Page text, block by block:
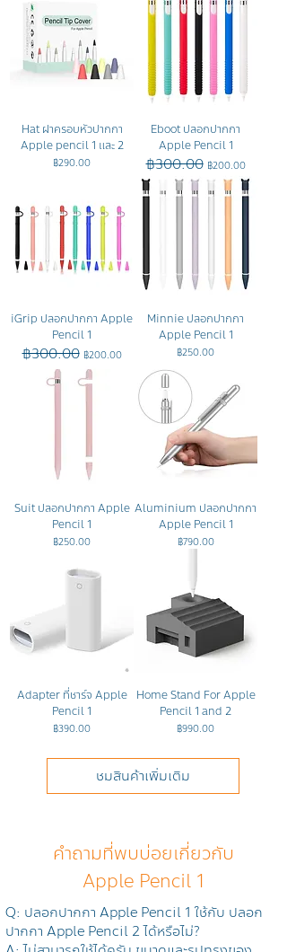
Hat ฝาครอบหัวปากกา
Apple pencil 1 และ 2
ราคา
฿290.00
Eboot ปลอกปากกา
Apple Pencil 1
ราคาปกติ
฿300.00 ราคาขายลด
฿200.00
iGrip ปลอกปากกา Apple
Pencil 1
ราคาปกติ
฿300.00 ราคาขายลด
฿200.00
Minnie ปลอกปากกา
Apple Pencil 1
ราคา
฿250.00
Suit ปลอกปากกา Apple
Pencil 1
ราคา
฿250.00
Aluminium ปลอกปากกา
Apple Pencil 1
ราคา
฿790.00
Adapter ที่ชาร์จ Apple
Pencil 1
ราคา
฿390.00
Home Stand For Apple
Pencil 1 and 2
ราคา
฿990.00
ชมสินค้าเพิ่มเติม
คำถามที่พบบ่อยเกี่ยวกับ
Apple Pencil 1
Q: ปลอกปากกา Apple Pencil 1 ใช้กับ ปลอก
ปากกา Apple Pencil 2 ได้หรือไม่?